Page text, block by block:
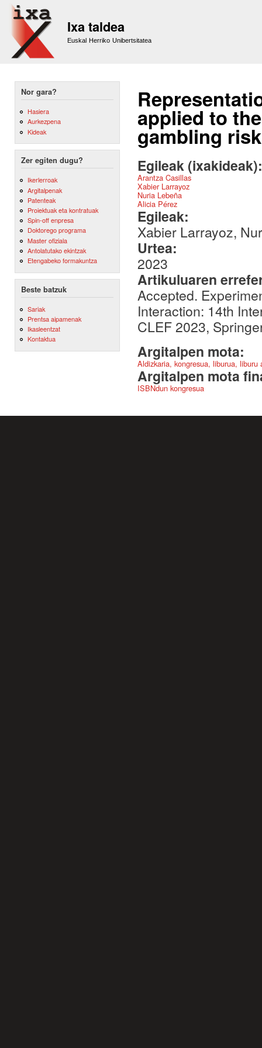
Ixa taldea
Euskal Herriko Unibertsitatea
Nor gara?
Hasiera
Aurkezpena
Kideak
Zer egiten dugu?
Ikerlerroak
Argitalpenak
Patenteak
Proiektuak eta kontratuak
Spin-off enpresa
Doktorego programa
Master ofiziala
Antolatutako ekintzak
Etengabeko formakuntza
Beste batzuk
Sariak
Prentsa aipamenak
Ikasleentzat
Kontaktua
applied to
gambling
Egileak
Arantza Casillas
Xabier Larrayoz
Nuria Lebeña
Alicia Pérez
Egileak:
Xabier Larrayoz,
Urtea:
2023
Artikuluaren
Accepted.
Interaction: 14th
CLEF 2023,
Argitalpen mota:
Aldizkaria, kongresua, liburua,
Argitalpen mota
ISBNdun kongresua